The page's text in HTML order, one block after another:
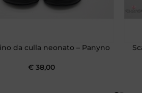
da culla neonato – Panyno
€38,00